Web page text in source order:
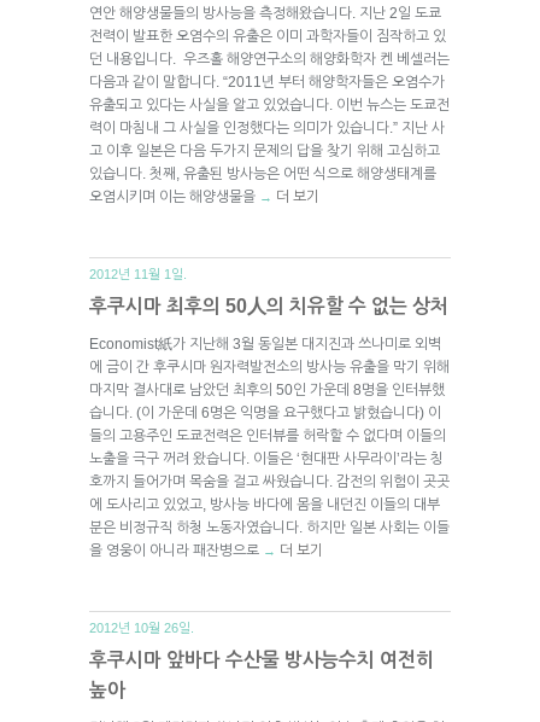
연안 해양생물들의 방사능을 측정해왔습니다. 지난 2일 도쿄
전력이 발표한 오염수의 유출은 이미 과학자들이 짐작하고 있
던 내용입니다. 우즈홀 해양연구소의 해양화학자 켄 베셀러는
다음과 같이 말합니다. “2011년 부터 해양학자들은 오염수가
유출되고 있다는 사실을 알고 있었습니다. 이번 뉴스는 도쿄전
력이 마침내 그 사실을 인정했다는 의미가 있습니다.” 지난 사
고 이후 일본은 다음 두가지 문제의 답을 찾기 위해 고심하고
있습니다. 첫째, 유출된 방사능은 어떤 식으로 해양생태계를
오염시키며 이는 해양생물을 → 더 보기
2012년 11월 1일.
후쿠시마 최후의 50人의 치유할 수 없는 상처
Economist紙가 지난해 3월 동일본 대지진과 쓰나미로 외벽
에 금이 간 후쿠시마 원자력발전소의 방사능 유출을 막기 위해
마지막 결사대로 남았던 최후의 50인 가운데 8명을 인터뷰했
습니다. (이 가운데 6명은 익명을 요구했다고 밝혔습니다) 이
들의 고용주인 도쿄전력은 인터뷰를 허락할 수 없다며 이들의
노출을 극구 꺼려 왔습니다. 이들은 ‘현대판 사무라이’라는 칭
호까지 들어가며 목숨을 걸고 싸웠습니다. 감전의 위험이 곳곳
에 도사리고 있었고, 방사능 바다에 몸을 내던진 이들의 대부
분은 비정규직 하청 노동자였습니다. 하지만 일본 사회는 이들
을 영웅이 아니라 패잔병으로 → 더 보기
2012년 10월 26일.
후쿠시마 앞바다 수산물 방사능수치 여전히
높아